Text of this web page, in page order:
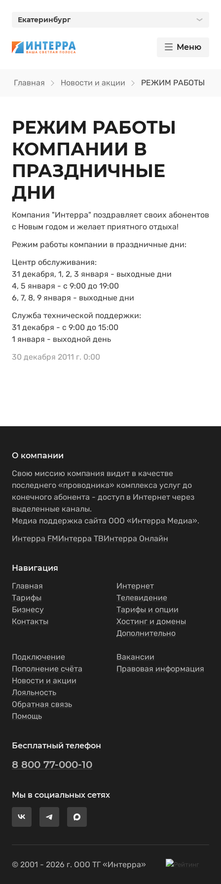
Екатеринбург
Меню
Главная Новости и акции РЕЖИМ РАБОТЫ
РЕЖИМ РАБОТЫ
КОМПАНИИ В
ПРАЗДНИЧНЫЕ
ДНИ
Компания "Интерра" поздравляет своих абонентов
с Новым годом и желает приятного отдыха!
Режим работы компании в праздничные дни:
Центр обслуживания:
31 декабря, 1, 2, 3 января - выходные дни
4, 5 января - с 9:00 до 19:00
6, 7, 8, 9 января - выходные дни
Служба технической поддержки:
31 декабря - с 9:00 до 15:00
1 января - выходной день
30 декабря 2011 г. 0:00
О компании
Свою миссию компания видит в качестве
последнего «проводника» комплекса услуг до
конечного абонента - доступ в Интернет через
выделенные каналы.
Медиа поддержка сайта ООО «Интерра Медиа».
Интерра FMИнтерра ТВИнтерра Онлайн
Навигация
Главная
Тарифы
Бизнесу
Контакты
Интернет
Телевидение
Тарифы и опции
Хостинг и домены
Дополнительно
Подключение
Пополнение счёта
Новости и акции
Лояльность
Обратная связь
Помощь
Вакансии
Правовая информация
Бесплатный телефон
8 800 77-000-10
Мы в социальных сетях
© 2001 - 2026 г. ООО ТГ «Интерра»